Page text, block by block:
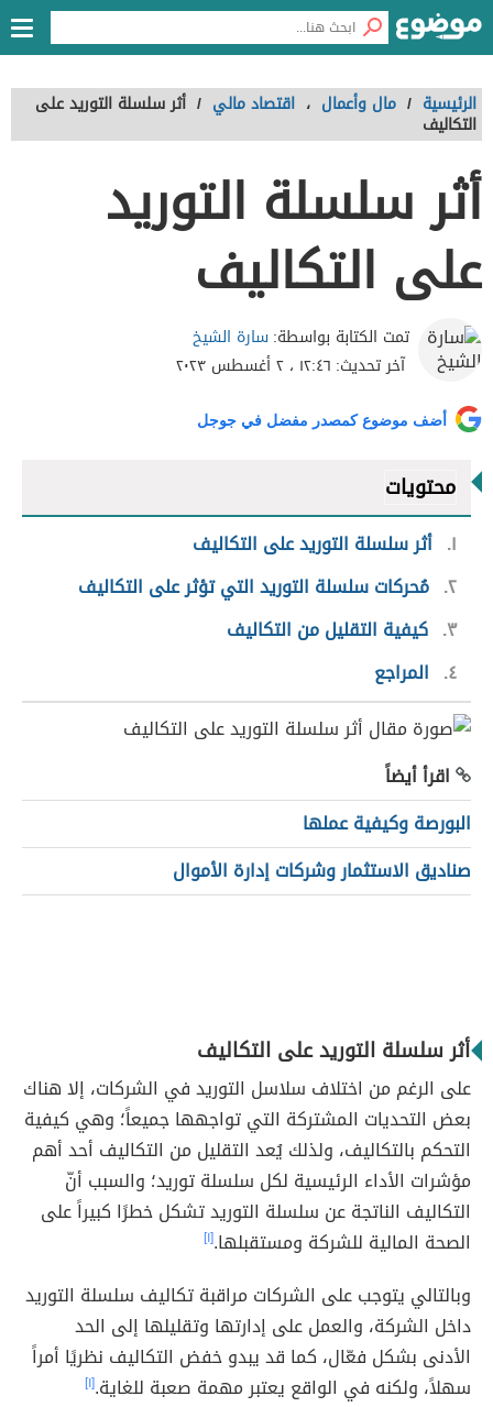
الرئيسية / مال وأعمال ، اقتصاد مالي / أثر سلسلة التوريد على
التكاليف
أثر سلسلة التوريد
على التكاليف
تمت الكتابة بواسطة:سارة الشيخ
آخر تحديث: ١٢:٤٦ ، ٢ أغسطس ٢٠٢٣
أضف موضوع كمصدر مفضل في جوجل
محتويات
١ أثر سلسلة التوريد على التكاليف
٢ مُحركات سلسلة التوريد التي تؤثر على التكاليف
٣ كيفية التقليل من التكاليف
٤
المراجع
اقرأ أيضاً
البورصة وكيفية عملها
صناديق الاستثمار وشركات إدارة الأموال
أثر سلسلة التوريد على التكاليف
على الرغم من اختلاف سلاسل التوريد في الشركات، إلا هناك
بعض التحديات المشتركة التي تواجهها جميعاً؛ وهي كيفية
التحكم بالتكاليف، ولذلك يُعد التقليل من التكاليف أحد أهم
مؤشرات الأداء الرئيسية لكل سلسلة توريد؛ والسبب أنّ
التكاليف الناتجة عن سلسلة التوريد تشكل خطرًا كبيراً على
الصحة المالية للشركة ومستقبلها.[١]
وبالتالي يتوجب على الشركات مراقبة تكاليف سلسلة التوريد
داخل الشركة، والعمل على إدارتها وتقليلها إلى الحد
الأدنى بشكل فعّال، كما قد يبدو خفض التكاليف نظريًا أمراً
سهلاً، ولكنه في الواقع يعتبر مهمة صعبة للغاية.[١]